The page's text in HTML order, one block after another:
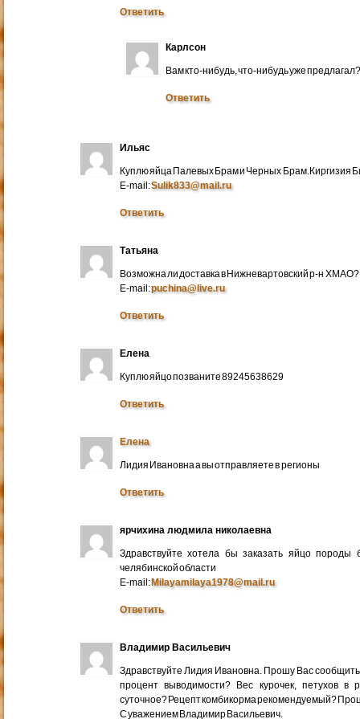
Ответить
Карлсон
Вам кто-нибудь, что-нибудь уже
Ответить
Ильяс
Куплю яйца Палевых Брам и Черных Брам.Киргизия
E-mail:Sulik833@mail.ru
Ответить
Татьяна
Возможна ли доставка в Нижневартовский р-н ХМАО?
E-mail:puchina@live.ru
Ответить
Елена
Куплю яйцо позваните 89245638629
Ответить
Елена
Лидия Ивановна а вы отправляете в регионы
Ответить
ярчихина людмила николаевна
Здравствуйте хотела бы заказать яйцо
челябинской области
E-mail:Milayamilaya1978@mail.ru
Ответить
Владимир Васильевич
Здравствуйте Лидия Ивановна. Прошу Вас
процент выводимости? Вес курочек, петухов в
суточное? Рецепт комбикорма рекомендуемый?
С уважением Владимир Васильевич.